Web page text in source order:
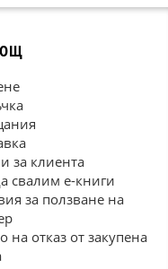
за клиента
свалим е-книги
за ползване на
на отказ от закупена